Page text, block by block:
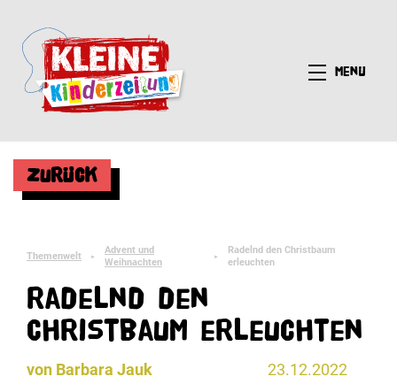
Menü
Zurück
Themenwelt ►
Advent und
Weihnachten
►
Radelnd den Christbaum
erleuchten
Radelnd den
Christbaum erleuchten
von Barbara Jauk 23.12.2022